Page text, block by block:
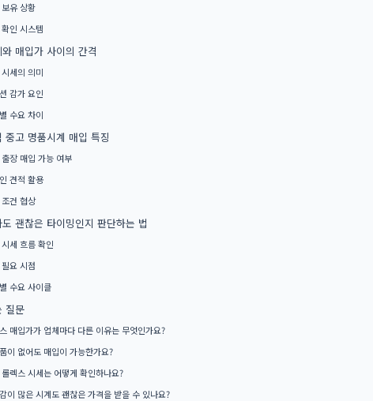
유 상황
인 시스템
매입가 사이의 간격
세의 의미
감가 요인
수요 차이
중고 명품시계 매입 특징
장 매입 가능 여부
견적 활용
건 협상
괜찮은 타이밍인지 판단하는 법
세 흐름 확인
요 시점
수요 사이클
질문
매입가가 업체마다 다른 이유는 무엇인가요?
이 없어도 매입이 가능한가요?
렉스 시세는 어떻게 확인하나요?
이 많은 시계도 괜찮은 가격을 받을 수 있나요?